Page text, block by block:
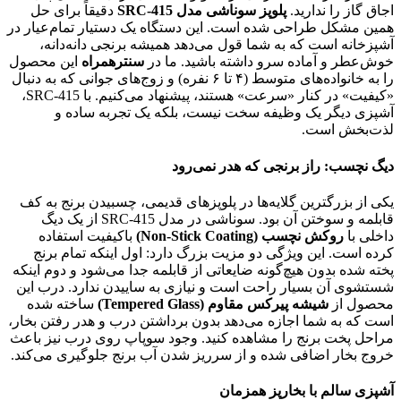
اجاق گاز را ندارید. پلوپز سوناشی مدل SRC-415
دقیقاً برای حل
همین مشکل طراحی شده است. این دستگاه یک دستیار تمام‌عیار در
آشپزخانه است که به شما قول می‌دهد همیشه برنجی دانه‌دانه،
خوش‌عطر و آماده سرو داشته باشید. ما در سنترهمراه این محصول
را به خانواده‌های متوسط (۴ تا ۶ نفره) و زوج‌های جوانی که به دنبال
«کیفیت» در کنار «سرعت» هستند، پیشنهاد می‌کنیم. با SRC-415،
آشپزی دیگر یک وظیفه سخت نیست، بلکه یک تجربه ساده و
لذت‌بخش است.
دیگ نچسب: راز برنجی که هدر نمی‌رود
یکی از بزرگترین گلایه‌ها در پلوپزهای قدیمی، چسبیدن برنج به کف
قابلمه و سوختن آن بود. سوناشی در مدل SRC-415 از یک دیگ
داخلی با روکش نچسب (Non-Stick Coating)
باکیفیت استفاده
کرده است. این ویژگی دو مزیت بزرگ دارد: اول اینکه تمام برنج
پخته شده بدون هیچ‌گونه ضایعاتی از قابلمه جدا می‌شود و دوم اینکه
شستشوی آن بسیار راحت است و نیازی به ساییدن ندارد. درب این
محصول از شیشه پیرکس مقاوم (Tempered Glass)
ساخته شده
است که به شما اجازه می‌دهد بدون برداشتن درب و هدر رفتن بخار،
مراحل پخت برنج را مشاهده کنید. وجود سوپاپ روی درب نیز باعث
خروج بخار اضافی شده و از سرریز شدن آب برنج جلوگیری می‌کند.
آشپزی سالم با بخارپز همزمان